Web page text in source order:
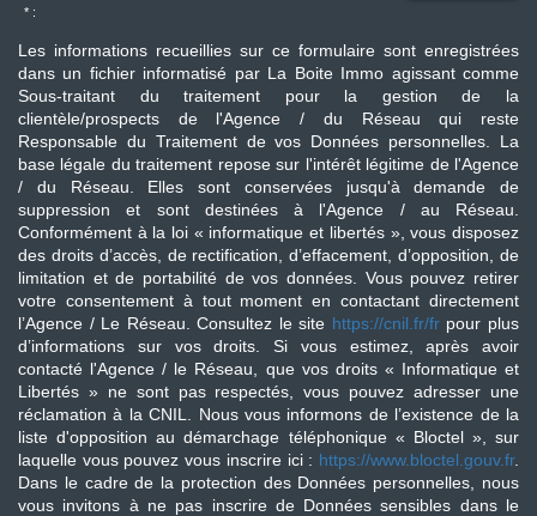
* :
Les informations recueillies sur ce formulaire sont enregistrées
dans un fichier informatisé par La Boite Immo agissant comme
Sous-traitant du traitement pour la gestion de la
clientèle/prospects de l'Agence / du Réseau qui reste
Responsable du Traitement de vos Données personnelles. La
base légale du traitement repose sur l'intérêt légitime de l'Agence
/ du Réseau. Elles sont conservées jusqu'à demande de
suppression et sont destinées à l'Agence / au Réseau.
Conformément à la loi « informatique et libertés », vous disposez
des droits d’accès, de rectification, d’effacement, d’opposition, de
limitation et de portabilité de vos données. Vous pouvez retirer
votre consentement à tout moment en contactant directement
l’Agence / Le Réseau. Consultez le site https://cnil.fr/frpour plus
d’informations sur vos droits. Si vous estimez, après avoir
contacté l'Agence / le Réseau, que vos droits « Informatique et
Libertés » ne sont pas respectés, vous pouvez adresser une
réclamation à la CNIL. Nous vous informons de l’existence de la
liste d'opposition au démarchage téléphonique « Bloctel », sur
laquelle vous pouvez vous inscrire ici : https://www.bloctel.gouv.fr.
Dans le cadre de la protection des Données personnelles, nous
vous invitons à ne pas inscrire de Données sensibles dans le